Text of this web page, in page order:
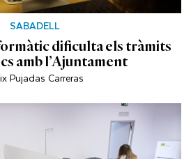
SABADELL
dificulta els tràmits
amb l’Ajuntament
Pujadas Carreras